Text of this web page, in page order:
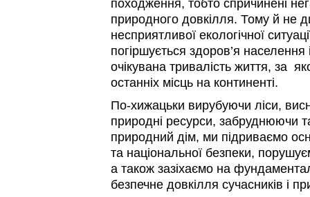
походження, тобто спричинені
природного довкілля. Тому й не
несприятливої екологічної
погіршується здоров’я
очікувана тривалість життя, за
останніх місць на континенті.
По-хижацьки вирубуючи ліси,
природні ресурси, забруднюючи
природний дім, ми підриваємо
та національної безпеки,
а також зазіхаємо на
безпечне довкілля сучасників і